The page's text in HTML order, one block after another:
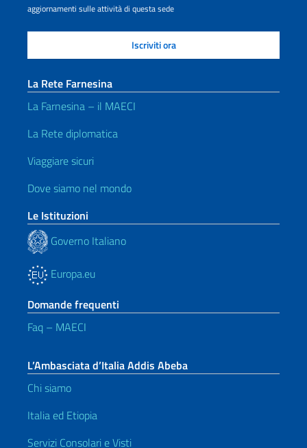
aggiornamenti sulle attività di questa sede
La Rete Farnesina
La Farnesina – il MAECI
La Rete diplomatica
Viaggiare sicuri
Dove siamo nel mondo
Le Istituzioni
Governo Italiano
Europa.eu
Domande frequenti
Faq – MAECI
L’Ambasciata d’Italia Addis Abeba
Chi siamo
Italia ed Etiopia
Servizi Consolari e Visti